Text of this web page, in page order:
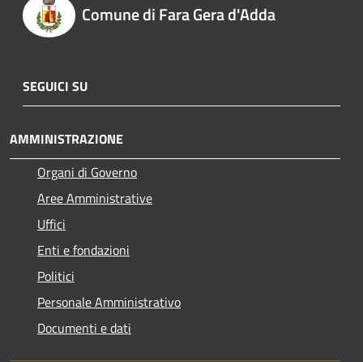
Comune di Fara Gera d'Adda
SEGUICI SU
AMMINISTRAZIONE
Organi di Governo
Aree Amministrative
Uffici
Enti e fondazioni
Politici
Personale Amministrativo
Documenti e dati